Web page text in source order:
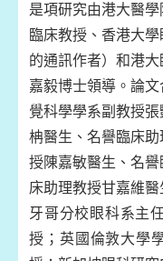
是項研究由港大醫
臨床教授、香港大
的通訊作者）和港
嘉毅博士領導。論
覺科學學系副教授
柟醫生、名譽臨床
授陳嘉敏醫生、名
床助理教授甘嘉維
牙哥分校眼科系主
授；英國倫敦大學